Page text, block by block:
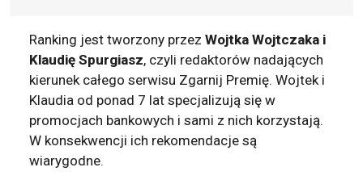
Ranking jest tworzony przez Wojtka Wojtczaka i
Klaudię Spurgiasz, czyli redaktorów nadających
kierunek całego serwisu Zgarnij Premię. Wojtek i
Klaudia od ponad 7 lat specjalizują się w
promocjach bankowych i sami z nich korzystają.
W konsekwencji ich rekomendacje są
wiarygodne.